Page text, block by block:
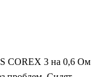
COREX 3 на 0,6 Ом